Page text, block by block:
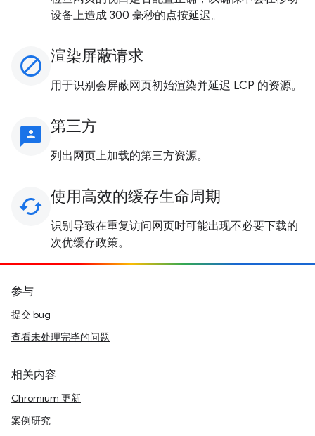
设备上造成 300 毫秒的点按延迟。
block 渲染屏蔽请求
用于识别会屏蔽网页初始渲染并延迟 LCP 的资源。
3p 第三方
列出网页上加载的第三方资源。
cached 使用高效的缓存生命周期
识别导致在重复访问网页时可能出现不必要下载的
次优缓存政策。
参与
提交 bug
查看未处理完毕的问题
相关内容
Chromium 更新
案例研究